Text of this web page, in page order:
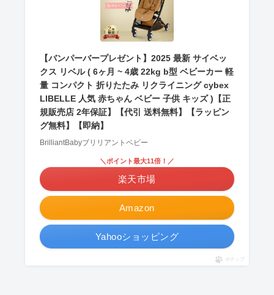
【バンパーバープレゼント】2025 最新 サイベッ
クス リベル ( 6ヶ月 ~ 4歳 22kg b型 ベビーカー 軽
量 コンパクト 折りたたみ リクライニング cybex
LIBELLE 人気 赤ちゃん ベビー 子供 キッズ )【正
規販売店 2年保証】【代引 送料無料】【ラッピン
グ無料】【即納】
BrilliantBabyブリリアントベビー
Amazon
＼ポイント最大11倍！／
楽天市場
Yahooショッピング
ポチップ